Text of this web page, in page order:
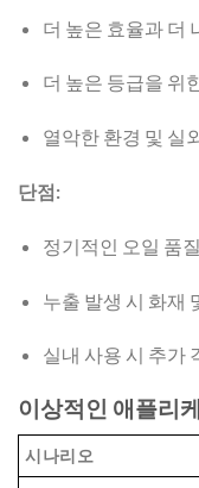
더 높은 효율과 더
더 높은 등급을 위
열악한 환경 및 실
단점:
정기적인 오일 품
누출 발생 시 화재
실내 사용 시 추가
이상적인 애플리
시나리오